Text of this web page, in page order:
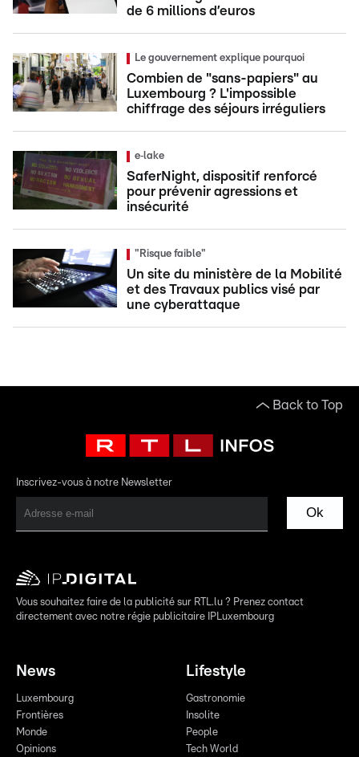
de 6 millions d’euros
Le gouvernement explique pourquoi
Combien de "sans-papiers" au
Luxembourg ? L'impossible
chiffrage des séjours irréguliers
e‑lake
SaferNight, dispositif renforcé
pour prévenir agressions et
insécurité
"Risque faible"
Un site du ministère de la Mobilité
et des Travaux publics visé par
une cyberattaque
Back to Top
Inscrivez-vous à notre Newsletter
Ok
Vous souhaitez faire de la publicité sur RTL.lu ? Prenez contact
directement avec notre régie publicitaire IPLuxembourg
News
Luxembourg
Frontières
Monde
Opinions
Lifestyle
Gastronomie
Insolite
People
Tech World